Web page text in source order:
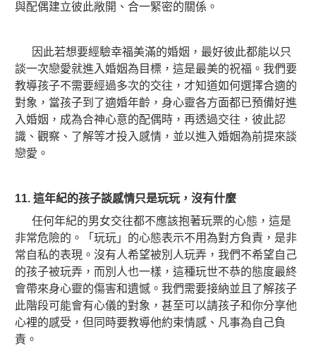
與配偶建立彼此敞開、合一緊密的關係。
因此若想要經驗幸福美滿的婚姻，最好彼此都能以只
談一次戀愛就進入婚姻為目標，這是最美的祝福。我們要
教導孩子不需要經過多次的交往，才知道如何選擇合適的
對象，當孩子到了適婚年齡，身心靈各方面都已預備好進
入婚姻，成為合神心意的配偶時，再透過交往，彼此認
識、觀察、了解等才投入感情，並以進入婚姻為前提來談
戀愛。
11. 這年紀的孩子談感情只是玩玩，沒有什麼
任何年紀的男女交往都不應該抱著玩票的心態，這是
非常危險的。「玩玩」的心態表示不用為對方負責，是非
常自私的表現。沒有人希望被別人玩弄，我們不希望自己
的孩子被玩弄，而別人也一樣，這種玩世不恭的態度最終
會帶來身心靈的傷害和遺憾。我們需要接納並且了解孩子
此階段可能會有心儀的對象，甚至可以請孩子和你分享他
心裡的感受，但同時要教導他約束情感、凡事為自己負
責。